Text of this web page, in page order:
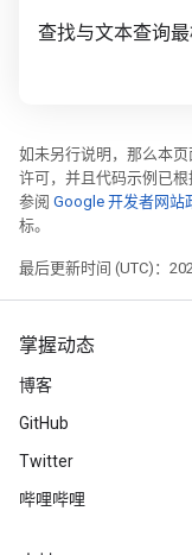
查找与文本查询最
如未另行说明，那么本
许可，并且代码示例已根
参阅 Google 开发者网站
标。
最后更新时间 (UTC)：
掌握动态
博客
GitHub
Twitter
哔哩哔哩